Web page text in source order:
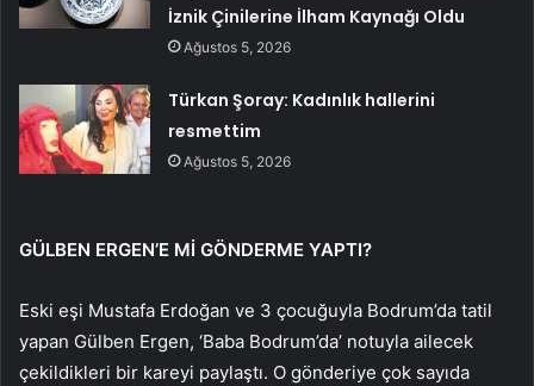
İznik Çinilerine İlham Kaynağı Oldu
Ağustos 5, 2026
Türkan Şoray: Kadınlık hallerini
resmettim
Ağustos 5, 2026
GÜLBEN ERGEN’E Mİ GÖNDERME YAPTI?
Eski eşi Mustafa Erdoğan ve 3 çocuğuyla Bodrum’da tatil
yapan Gülben Ergen, ‘Baba Bodrum’da’ notuyla ailecek
çekildikleri bir kareyi paylaştı. O gönderiye çok sayıda